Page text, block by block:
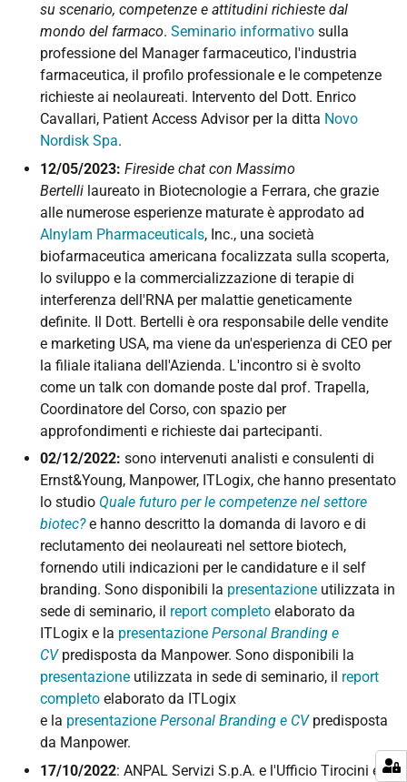
su scenario, competenze e attitudini richieste dal
mondo del farmaco. Seminario informativo sulla
professione del Manager farmaceutico, l'industria
farmaceutica, il profilo professionale e le competenze
richieste ai neolaureati. Intervento del Dott. Enrico
Cavallari, Patient Access Advisor per la ditta Novo
Nordisk Spa.
12/05/2023: Fireside chat con Massimo
Bertelli laureato in Biotecnologie a Ferrara, che grazie
alle numerose esperienze maturate è approdato ad
Alnylam Pharmaceuticals, Inc., una società
biofarmaceutica americana focalizzata sulla scoperta,
lo sviluppo e la commercializzazione di terapie di
interferenza dell'RNA per malattie geneticamente
definite. Il Dott. Bertelli è ora responsabile delle vendite
e marketing USA, ma viene da un'esperienza di CEO per
la filiale italiana dell'Azienda. L'incontro si è svolto
come un talk con domande poste dal prof. Trapella,
Coordinatore del Corso, con spazio per
approfondimenti e richieste dai partecipanti.
02/12/2022: sono intervenuti analisti e consulenti di
Ernst&Young, Manpower, ITLogix, che hanno presentato
lo studio Quale futuro per le competenze nel settore
biotec?e hanno descritto la domanda di lavoro e di
reclutamento dei neolaureati nel settore biotech,
fornendo utili indicazioni per le candidature e il self
branding. Sono disponibili la presentazione utilizzata in
sede di seminario, il report completo elaborato da
ITLogix e la presentazione Personal Branding e
CVpredisposta da Manpower. Sono disponibili la
presentazione utilizzata in sede di seminario, il report
completo elaborato da ITLogix
e la presentazione Personal Branding e CVpredisposta
da Manpower.
17/10/2022: ANPAL Servizi S.p.A. e l'Ufficio Tirocini e